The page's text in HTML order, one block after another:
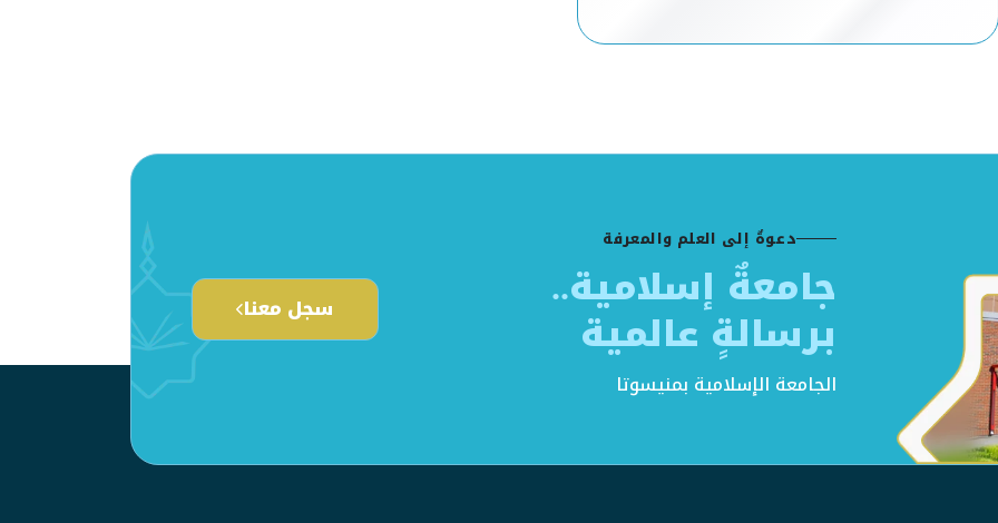
دعوةٌ إلى العلم والمعرفة
جامعةٌ إسلامية..
برسالةٍ عالمية
الجامعة الإسلامية بمنيسوتا
سجل معنا